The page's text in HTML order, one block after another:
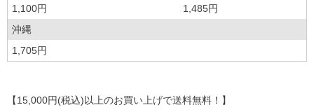
1,100円
1,485円
沖縄
1,705円
【15,000円(税込)以上のお買い上げで送料無料！】